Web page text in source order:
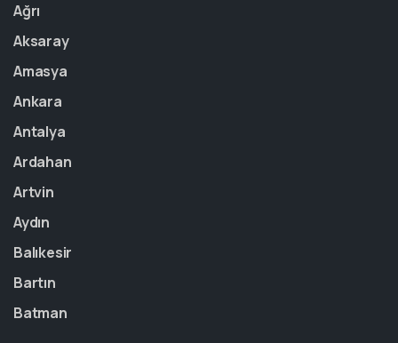
Ağrı
Aksaray
Amasya
Ankara
Antalya
Ardahan
Artvin
Aydın
Balıkesir
Bartın
Batman